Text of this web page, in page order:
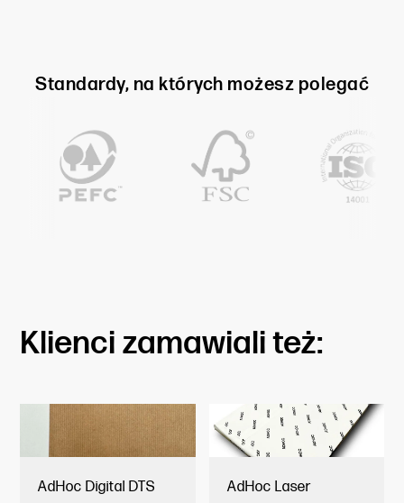
Standardy, na których możesz polegać
Klienci zamawiali też:
AdHoc Digital DTS
AdHoc Laser